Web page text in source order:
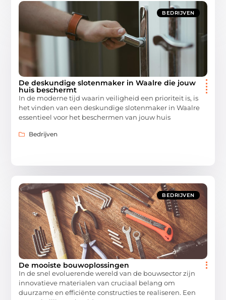
BEDRIJVEN
De deskundige slotenmaker in Waalre die jouw
huis beschermt
In de moderne tijd waarin veiligheid een prioriteit is, is
het vinden van een deskundige slotenmaker in Waalre
essentieel voor het beschermen van jouw huis
Bedrijven
BEDRIJVEN
De mooiste bouwoplossingen
In de snel evoluerende wereld van de bouwsector zijn
innovatieve materialen van cruciaal belang om
duurzame en efficiënte constructies te realiseren. Een